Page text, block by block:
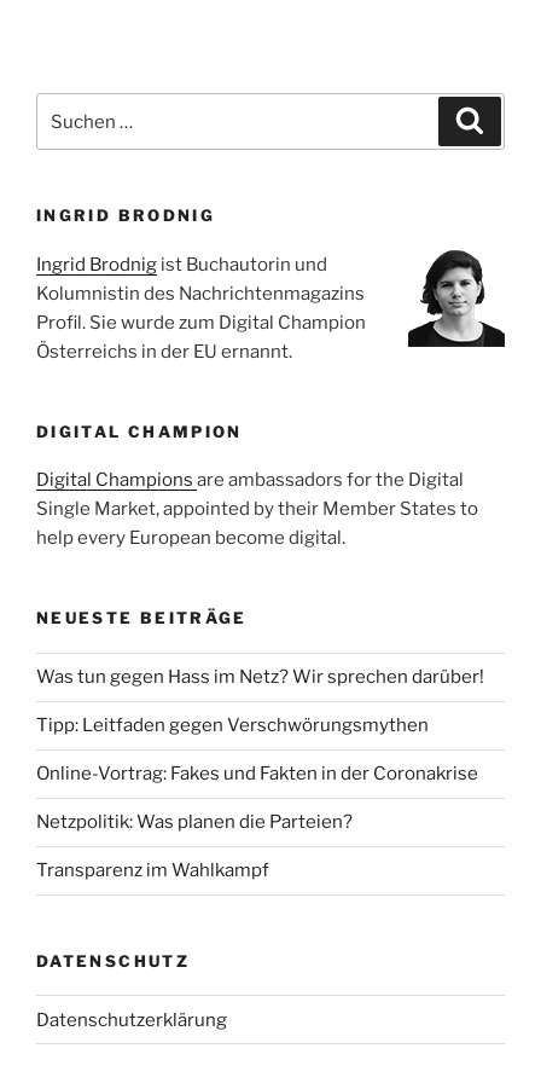
nach:
INGRID BRODNIG
Ingrid Brodnig ist Buchautorin und
Kolumnistin des Nachrichtenmagazins
Profil. Sie wurde zum Digital Champion
Österreichs in der EU ernannt.
DIGITAL CHAMPION
Digital Champions are ambassadors for the Digital
Single Market, appointed by their Member States to
help every European become digital.
NEUESTE BEITRÄGE
Was tun gegen Hass im Netz? Wir sprechen darüber!
Tipp: Leitfaden gegen Verschwörungsmythen
Online-Vortrag: Fakes und Fakten in der Coronakrise
Netzpolitik: Was planen die Parteien?
Transparenz im Wahlkampf
DATENSCHUTZ
Datenschutzerklärung